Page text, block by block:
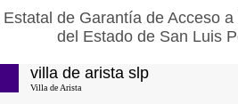
de Garantía de Acceso
del Estado de San Luis
villa de arista slp
Villa de Arista